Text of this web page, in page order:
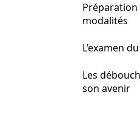
Préparation
modalités
L’examen
Les
son avenir